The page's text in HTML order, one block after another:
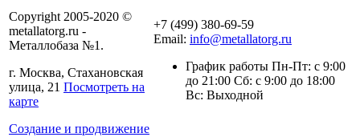
Copyright 2005-2020 ©
metallatorg.ru -
Металлобаза №1.
г. Москва, Стахановская
улица, 21 Посмотреть на
карте
Создание и продвижение
+7 (499) 380-69-59
Email: info@metallatorg.ru
График работы Пн-Пт: с 9:00
до 21:00 Сб: с 9:00 до 18:00
Вс: Выходной